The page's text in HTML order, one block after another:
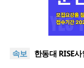
속보
느헤미야 연합
여”
한동대 RISE